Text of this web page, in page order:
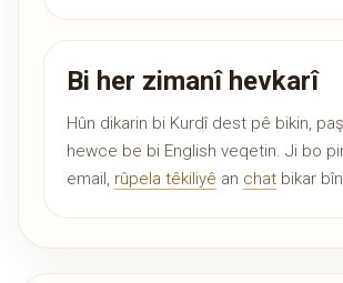
Bi her zimanî hevkarî
Hûn dikarin bi Kurdî dest pê bikin,
hewce be bi English veqetin. Ji bo
email, rûpela têkiliyê an chat bikar